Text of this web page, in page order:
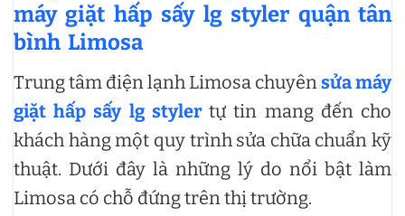
máy giặt hấp sấy lg styler quận tân
bình Limosa
Trung tâm điện lạnh Limosa chuyênsửa máy
giặt hấp sấy lg stylertự tin mang đến cho
khách hàng một quy trình sửa chữa chuẩn kỹ
thuật. Dưới đây là những lý do nổi bật làm
Limosa có chỗ đứng trên thị trường.